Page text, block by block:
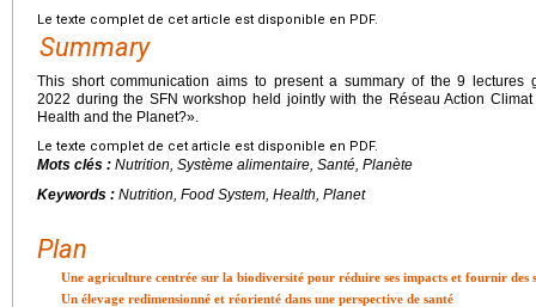
Le texte complet de cet article est disponible en PDF.
Summary
This short communication aims to present a summary of the 9
2022 during the SFN workshop held jointly with the Réseau Action
Health and the Planet?».
Le texte complet de cet article est disponible en PDF.
Mots clés : Nutrition, Système alimentaire, Santé, Planète
Keywords : Nutrition, Food System, Health, Planet
Plan
Une agriculture centrée sur la biodiversité pour réduire ses impacts et fournir des
Un élevage redimensionné et réorienté dans une perspective de santé